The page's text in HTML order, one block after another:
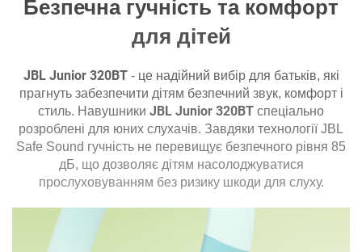
Конструкція мікрофону:
вбудований у корпус
Особливості
Регулятор гучності: є
Складна конструкція: є
Додатково
USB-приймач у комплекті:
Безпечна гучність та комфорт
для дітей
JBL Junior 320BT- це надійний вибір для батьків, які
прагнуть забезпечити дітям безпечний звук, комфорт і
стиль. Навушники JBL Junior 320BT спеціально
розроблені для юних слухачів. Завдяки технології JBL
Safe Sound гучність не перевищує безпечного рівня 85
дБ, що дозволяє дітям насолоджуватися
прослуховуванням без ризику шкоди для слуху.